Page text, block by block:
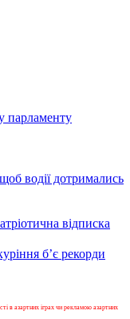
парламенту
водії дотримались
відписка
б’є рекорди
в азартних іграх чи рекламою азартних